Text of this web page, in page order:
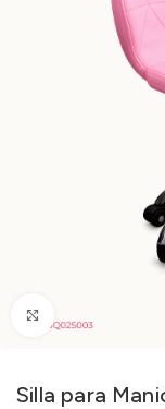
Silla para